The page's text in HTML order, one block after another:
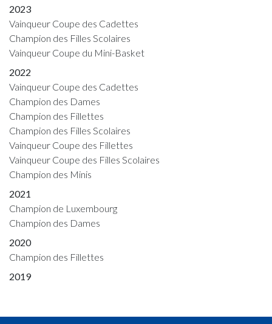
2023
Vainqueur Coupe des Cadettes
Champion des Filles Scolaires
Vainqueur Coupe du Mini-Basket
2022
Vainqueur Coupe des Cadettes
Champion des Dames
Champion des Fillettes
Champion des Filles Scolaires
Vainqueur Coupe des Fillettes
Vainqueur Coupe des Filles Scolaires
Champion des Minis
2021
Champion de Luxembourg
Champion des Dames
2020
Champion des Fillettes
2019
Vainqueur Coupe des Fillettes